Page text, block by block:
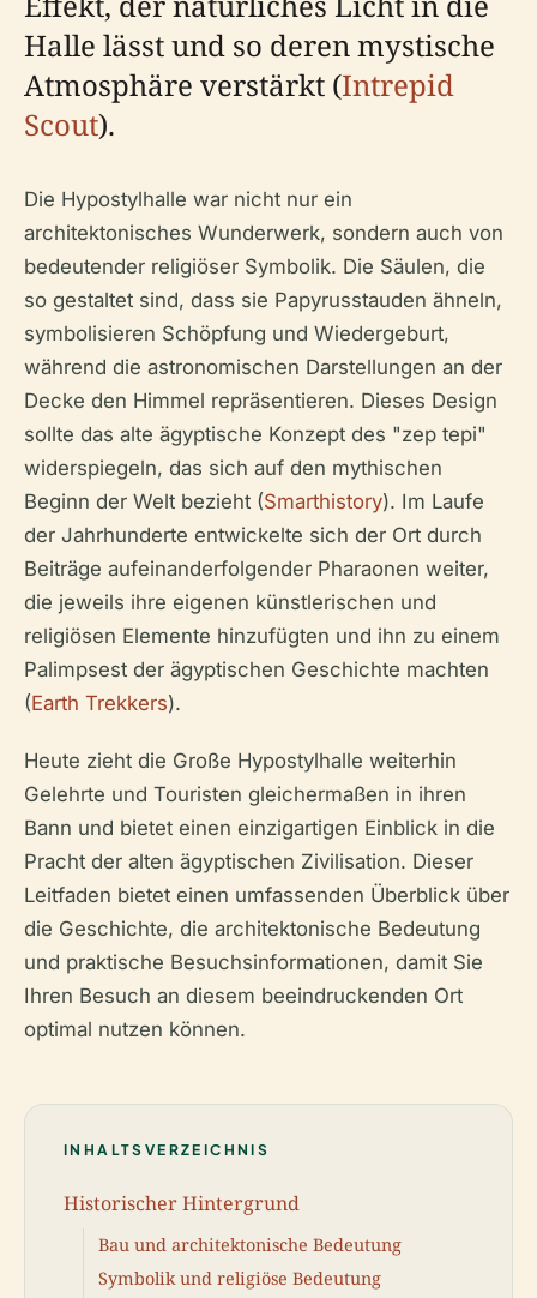
Halle lässt und so deren mystische
Atmosphäre verstärkt (Intrepid
Scout).
Die Hypostylhalle war nicht nur ein
architektonisches Wunderwerk, sondern auch von
bedeutender religiöser Symbolik. Die Säulen, die
so gestaltet sind, dass sie Papyrusstauden ähneln,
symbolisieren Schöpfung und Wiedergeburt,
während die astronomischen Darstellungen an der
Decke den Himmel repräsentieren. Dieses Design
sollte das alte ägyptische Konzept des "zep tepi"
widerspiegeln, das sich auf den mythischen
Beginn der Welt bezieht (Smarthistory). Im Laufe
der Jahrhunderte entwickelte sich der Ort durch
Beiträge aufeinanderfolgender Pharaonen weiter,
die jeweils ihre eigenen künstlerischen und
religiösen Elemente hinzufügten und ihn zu einem
Palimpsest der ägyptischen Geschichte machten
(Earth Trekkers).
Heute zieht die Große Hypostylhalle weiterhin
Gelehrte und Touristen gleichermaßen in ihren
Bann und bietet einen einzigartigen Einblick in die
Pracht der alten ägyptischen Zivilisation. Dieser
Leitfaden bietet einen umfassenden Überblick über
die Geschichte, die architektonische Bedeutung
und praktische Besuchsinformationen, damit Sie
Ihren Besuch an diesem beeindruckenden Ort
optimal nutzen können.
INHALTSVERZEICHNIS
Historischer Hintergrund
Bau und architektonische Bedeutung
Symbolik und religiöse Bedeutung